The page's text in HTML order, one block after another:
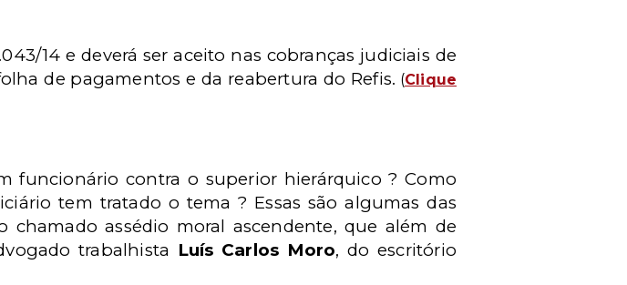
14 e deverá ser aceito nas cobranças judiciais de
de pagamentos e da reabertura do Refis. (Clique
funcionário contra o superior hierárquico ? Como
tem tratado o tema ? Essas são algumas das
chamado assédio moral ascendente, que além de
trabalhista Luís Carlos Moro, do escritório